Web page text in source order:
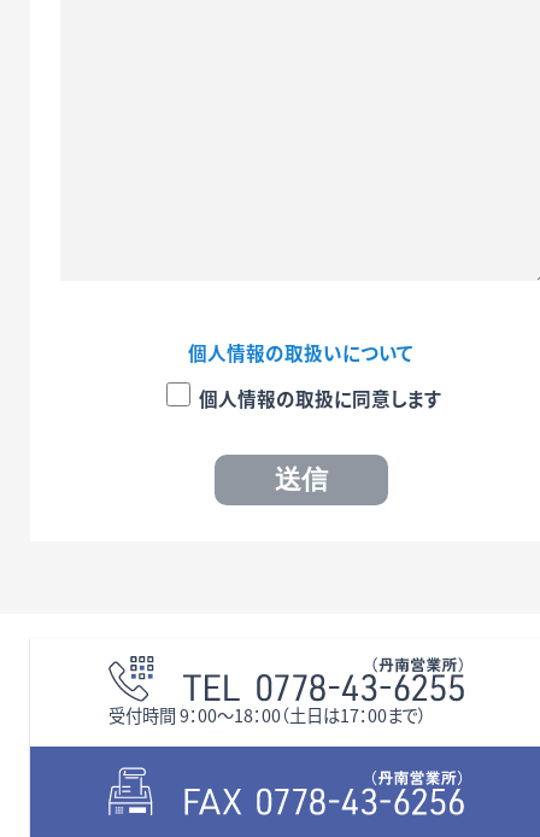
個人情報の取扱いについて
個人情報の取扱に同意します
受付時間 9：00〜18：00（土日は17：00まで）